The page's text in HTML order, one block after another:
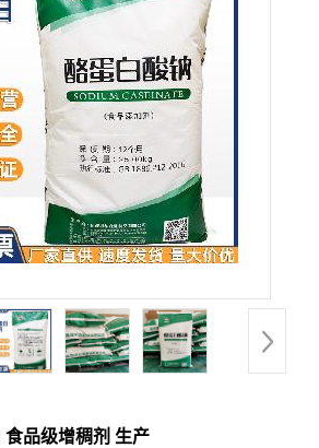
食品级增稠剂 生产